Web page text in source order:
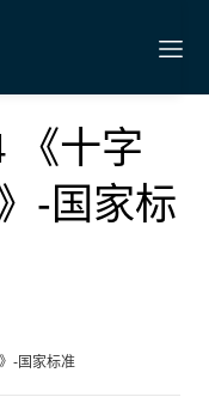
《十字
-国家标
-国家标准